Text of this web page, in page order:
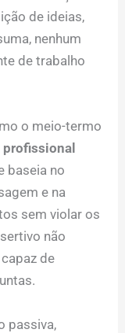
de ideias,
nenhum
de trabalho
o meio-termo
baseia no
e na
sem violar os
não
de
passiva,